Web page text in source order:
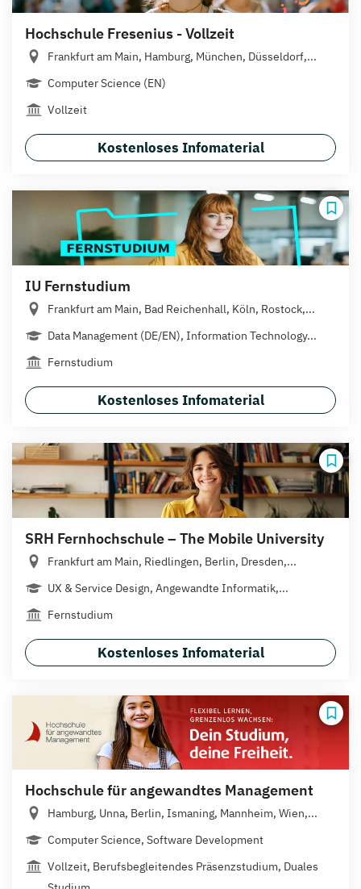
Hochschule Fresenius - Vollzeit
Frankfurt am Main, Hamburg, München, Düsseldorf,...
Computer Science (EN)
Vollzeit
Kostenloses Infomaterial
IU Fernstudium
Frankfurt am Main, Bad Reichenhall, Köln, Rostock,...
Data Management (DE/EN), Information Technology...
Fernstudium
Kostenloses Infomaterial
SRH Fernhochschule – The Mobile University
Frankfurt am Main, Riedlingen, Berlin, Dresden,...
UX & Service Design, Angewandte Informatik,...
Fernstudium
Kostenloses Infomaterial
Hochschule für angewandtes Management
Hamburg, Unna, Berlin, Ismaning, Mannheim, Wien,...
Computer Science, Software Development
Vollzeit, Berufsbegleitendes Präsenzstudium, Duales